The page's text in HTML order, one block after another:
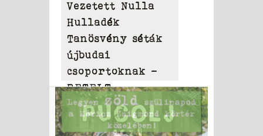
Vezetett Nulla
Hulladék
Tanösvény séták
újbudai
csoportoknak –
BETELT